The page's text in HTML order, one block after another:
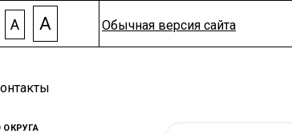
A A Обычная версия сайта